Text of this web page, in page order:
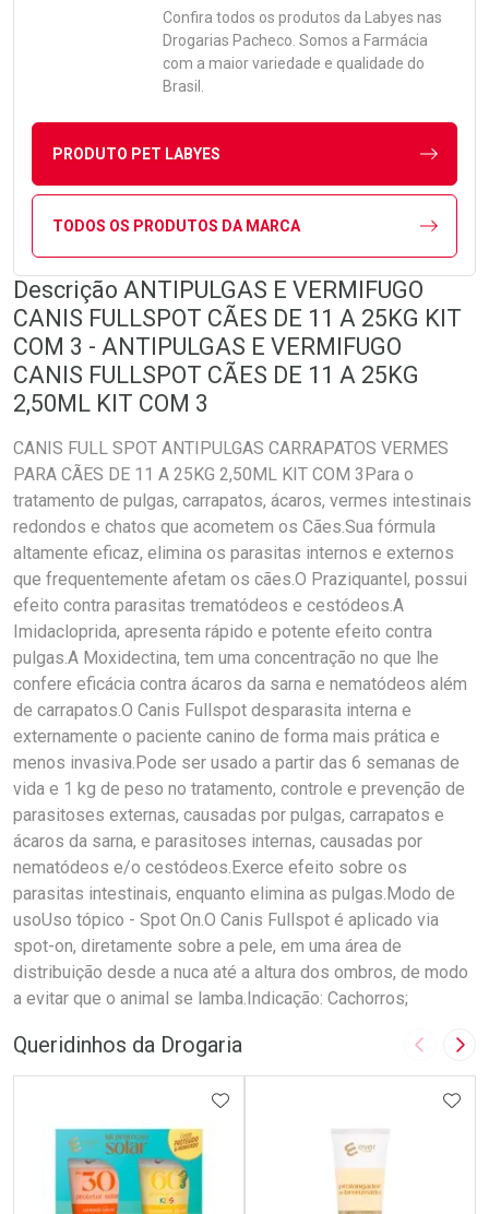
Confira todos os produtos da Labyes nas
Drogarias Pacheco. Somos a Farmácia
com a maior variedade e qualidade do
Brasil.
PRODUTO PET LABYES
TODOS OS PRODUTOS DA MARCA
Descrição ANTIPULGAS E VERMIFUGO
CANIS FULLSPOT CÃES DE 11 A 25KG KIT
COM 3 - ANTIPULGAS E VERMIFUGO
CANIS FULLSPOT CÃES DE 11 A 25KG
2,50ML KIT COM 3
CANIS FULL SPOT ANTIPULGAS CARRAPATOS VERMES
PARA CÃES DE 11 A 25KG 2,50ML KIT COM 3Para o
tratamento de pulgas, carrapatos, ácaros, vermes intestinais
redondos e chatos que acometem os Cães.Sua fórmula
altamente eficaz, elimina os parasitas internos e externos
que frequentemente afetam os cães.O Praziquantel, possui
efeito contra parasitas trematódeos e cestódeos.A
Imidacloprida, apresenta rápido e potente efeito contra
pulgas.A Moxidectina, tem uma concentração no que lhe
confere eficácia contra ácaros da sarna e nematódeos além
de carrapatos.O Canis Fullspot desparasita interna e
externamente o paciente canino de forma mais prática e
menos invasiva.Pode ser usado a partir das 6 semanas de
vida e 1 kg de peso no tratamento, controle e prevenção de
parasitoses externas, causadas por pulgas, carrapatos e
ácaros da sarna, e parasitoses internas, causadas por
nematódeos e/o cestódeos.Exerce efeito sobre os
parasitas intestinais, enquanto elimina as pulgas.Modo de
usoUso tópico - Spot On.O Canis Fullspot é aplicado via
spot-on, diretamente sobre a pele, em uma área de
distribuição desde a nuca até a altura dos ombros, de modo
a evitar que o animal se lamba.Indicação: Cachorros;
Queridinhos da Drogaria Imagem
ADICIONAR AOS FAVORITOS